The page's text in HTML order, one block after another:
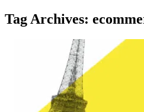
Tag Archives: